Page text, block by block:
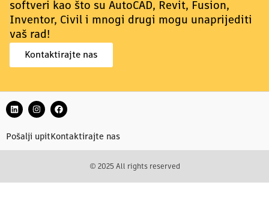
softveri kao što su AutoCAD, Revit, Fusion,
Inventor, Civil i mnogi drugi mogu unaprijediti
vaš rad!
Kontaktirajte nas
Pošalji upit Kontaktirajte nas
© 2025 All rights reserved